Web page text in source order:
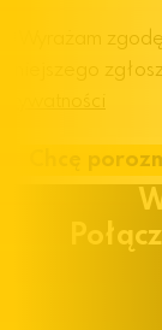
Wyrażam
niniejszego
Chcę